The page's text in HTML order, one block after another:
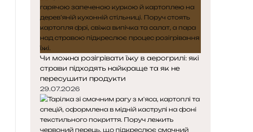
Чи можна розігрівати їжу в аерогрилі: які
страви підходять найкраще та як не
пересушити продукти
29.07.2026